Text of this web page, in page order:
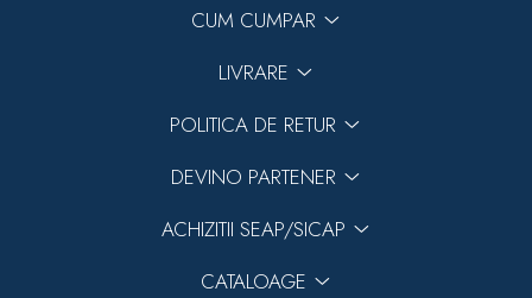
CUM CUMPAR
LIVRARE
POLITICA DE RETUR
DEVINO PARTENER
ACHIZITII SEAP/SICAP
CATALOAGE